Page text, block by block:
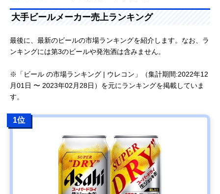
大手ビールメーカー売上ランキング
最後に、最新のビールの市場ランキングを紹介します。なお、ラ
ンキングには第3のビールや発泡酒は含みません。
※「ビール の市場ランキング | ウレコン」（集計期間:2022年12
月01日 〜 2023年02月28日）を元にランキングを掲載していま
す。
1位